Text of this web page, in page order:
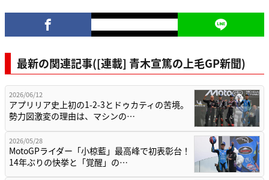
最新の関連記事([連載] 青木宣篤の上毛GP新聞)
2026/06/12
アプリリア史上初の1-2-3とドゥカティの苦境。
勢力図激変の理由は、マシンの…
2026/05/28
MotoGPライダー「小椋藍」最高峰で初表彰台！
14年ぶりの快挙と「覚醒」の…